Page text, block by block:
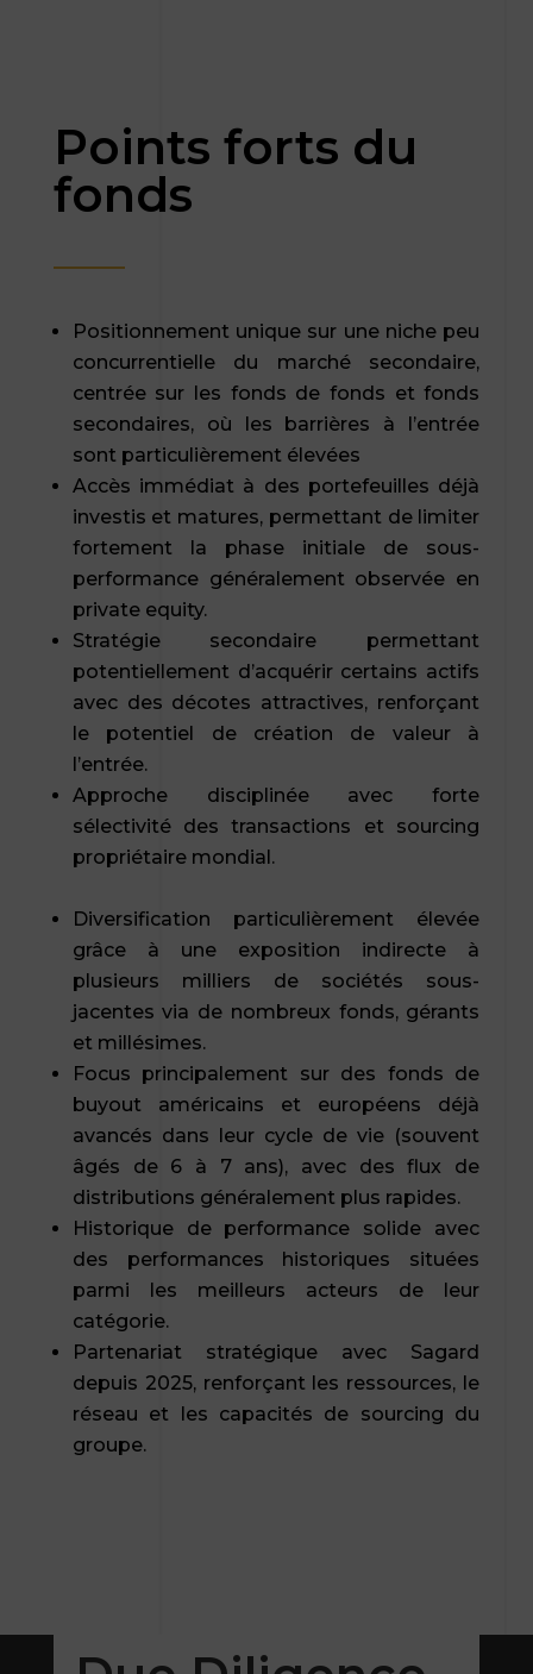
Points forts du
fonds
Positionnement unique sur une niche peu
concurrentielle du marché secondaire,
centrée sur les fonds de fonds et fonds
secondaires, où les barrières à l’entrée
sont particulièrement élevées
Accès immédiat à des portefeuilles déjà
investis et matures, permettant de limiter
fortement la phase initiale de sous-
performance généralement observée en
private equity.
Stratégie secondaire permettant
potentiellement d’acquérir certains actifs
avec des décotes attractives, renforçant
le potentiel de création de valeur à
l’entrée.
Approche disciplinée avec forte
sélectivité des transactions et sourcing
propriétaire mondial.
Diversification particulièrement élevée
grâce à une exposition indirecte à
plusieurs milliers de sociétés sous-
jacentes via de nombreux fonds, gérants
et millésimes.
Focus principalement sur des fonds de
buyout américains et européens déjà
avancés dans leur cycle de vie (souvent
âgés de 6 à 7 ans), avec des flux de
distributions généralement plus rapides.
Historique de performance solide avec
des performances historiques situées
parmi les meilleurs acteurs de leur
catégorie.
Partenariat stratégique avec Sagard
depuis 2025, renforçant les ressources, le
réseau et les capacités de sourcing du
groupe.